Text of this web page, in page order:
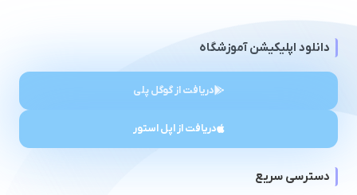
دانلود اپلیکیشن آموزشگاه
دریافت از گوگل پلی
دریافت از اپل استور
دسترسی سریع